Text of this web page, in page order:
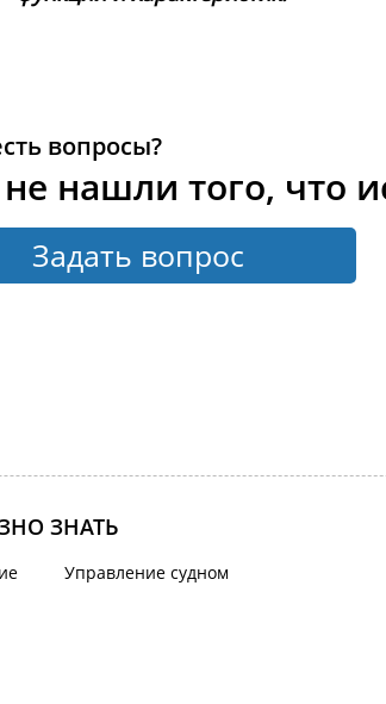
вопросы?
нашли того, что
Задать вопрос
ЗНАТЬ
Управление судном